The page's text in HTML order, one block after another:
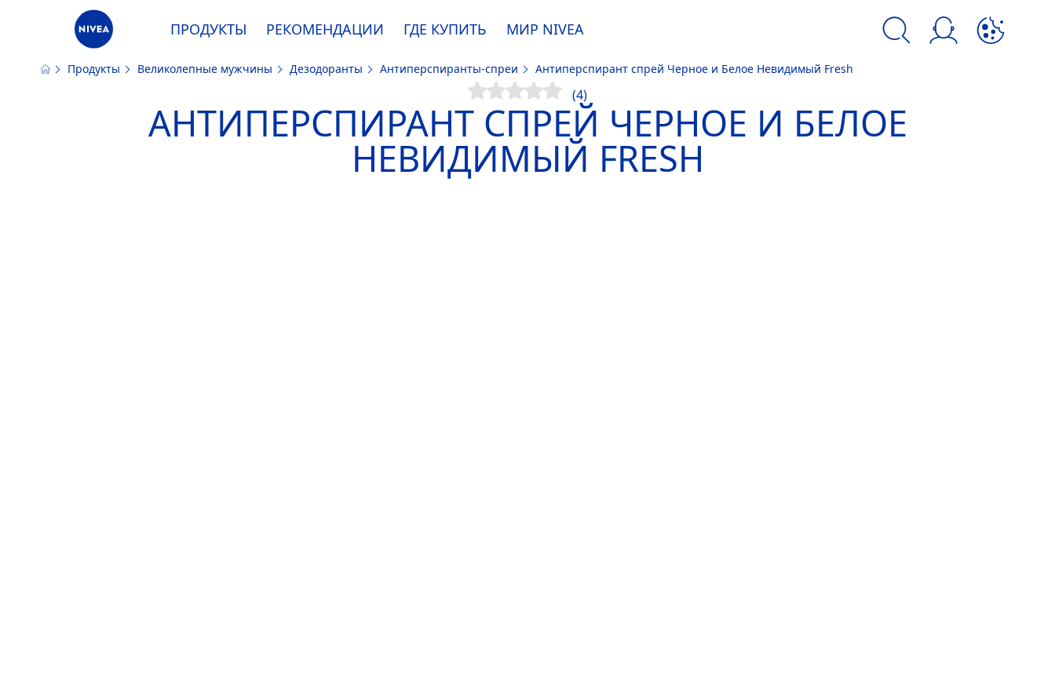
Наш сайт использует файлы cookie. Пожалуйста, ознакомьтесь с информацией по использованию файлов cookie и аналогичных инструментов.
ПРИНЯТЬ
ПРОДУКТЫ РЕКОМЕНДАЦИИ ГДЕ КУПИТЬ МИР NIVEA
Продукты Великолепные мужчины Дезодоранты Антиперспиранты-спреи Антиперспирант спрей Черное и Белое Невидимый Fresh
(4)
АНТИПЕРСПИРАНТ СПРЕЙ ЧЕРНОЕ И БЕЛОЕ
НЕВИДИМЫЙ FRESH